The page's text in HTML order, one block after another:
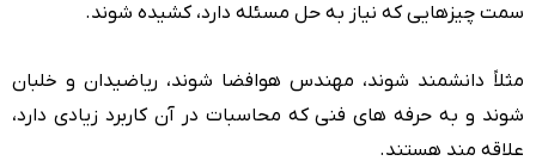
سمت چیزهایی که نیاز به حل مسئله دارد، کشیده شوند.
مثلاً دانشمند شوند، مهندس هوافضا شوند، ریاضیدان و خلبان
شوند و به حرفه های فنی که محاسبات در آن کاربرد زیادی دارد،
علاقه مند هستند.